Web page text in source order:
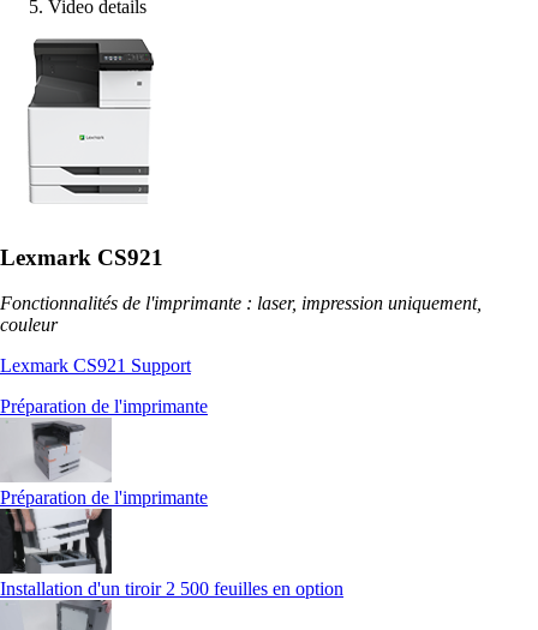
Video details
Lexmark CS921
Fonctionnalités de l'imprimante : laser, impression uniquement,
couleur
Lexmark CS921 Support
Préparation de l'imprimante
Préparation de l'imprimante
Installation d'un tiroir 2 500 feuilles en option